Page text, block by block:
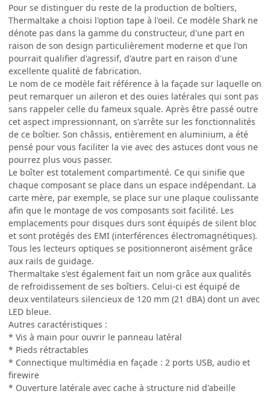
Pour se distinguer du reste de la production de boîtiers,
Thermaltake a choisi l'option tape à l'oeil. Ce modèle Shark ne
dénote pas dans la gamme du constructeur, d'une part en
raison de son design particulièrement moderne et que l'on
pourrait qualifier d'agressif, d'autre part en raison d'une
excellente qualité de fabrication.
Le nom de ce modèle fait référence à la façade sur laquelle on
peut remarquer un aileron et des ouies latérales qui sont pas
sans rappeler celle du fameux squale. Après être passé outre
cet aspect impressionnant, on s'arrête sur les fonctionnalités
de ce boîtier. Son châssis, entièrement en aluminium, a été
pensé pour vous faciliter la vie avec des astuces dont vous ne
pourrez plus vous passer.
Le boîter est totalement compartimenté. Ce qui sinifie que
chaque composant se place dans un espace indépendant. La
carte mère, par exemple, se place sur une plaque coulissante
afin que le montage de vos composants soit facilité. Les
emplacements pour disques durs sont équipés de silent bloc
et sont protégés des EMI (interférences électromagnétiques).
Tous les lecteurs optiques se positionneront aisément grâce
aux rails de guidage.
Thermaltake s'est également fait un nom grâce aux qualités
de refroidissement de ses boîtiers. Celui-ci est équipé de
deux ventilateurs silencieux de 120 mm (21 dBA) dont un avec
LED bleue.
Autres caractéristiques :
* Vis à main pour ouvrir le panneau latéral
* Pieds rétractables
* Connectique multimédia en façade : 2 ports USB, audio et
firewire
* Ouverture latérale avec cache à structure nid d'abeille